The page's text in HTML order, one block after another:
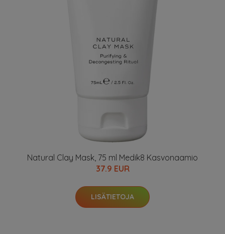
Natural Clay Mask, 75 ml Medik8 Kasvonaamio
37.9 EUR
LISÄTIETOJA